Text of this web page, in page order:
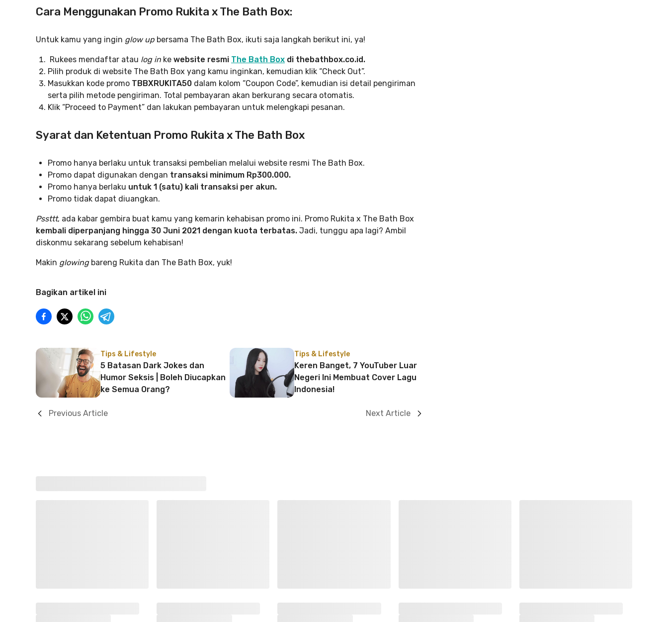
Cara Menggunakan Promo Rukita x The Bath Box:
Untuk kamu yang ingin glow up bersama The Bath Box, ikuti saja langkah berikut ini, ya!
Rukees mendaftar atau log in ke website resmi The Bath Box di thebathbox.co.id.
Pilih produk di website The Bath Box yang kamu inginkan, kemudian klik “Check Out”.
Masukkan kode promo TBBXRUKITA50 dalam kolom “Coupon Code”, kemudian isi detail pengiriman
serta pilih metode pengiriman. Total pembayaran akan berkurang secara otomatis.
Klik “Proceed to Payment” dan lakukan pembayaran untuk melengkapi pesanan.
Syarat dan Ketentuan Promo Rukita x The Bath Box
Promo hanya berlaku untuk transaksi pembelian melalui website resmi The Bath Box.
Promo dapat digunakan dengan transaksi minimum Rp300.000.
Promo hanya berlaku untuk 1 (satu) kali transaksi per akun.
Promo tidak dapat diuangkan.
Pssttt, ada kabar gembira buat kamu yang kemarin kehabisan promo ini. Promo Rukita x The Bath Box
kembali diperpanjang hingga 30 Juni 2021 dengan kuota terbatas. Jadi, tunggu apa lagi? Ambil
diskonmu sekarang sebelum kehabisan!
Makin glowingbareng Rukita dan The Bath Box, yuk!
Bagikan artikel ini
Tips & Lifestyle
5 Batasan Dark Jokes dan
Humor Seksis | Boleh Diucapkan
ke Semua Orang?
Previous Article
Tips & Lifestyle
Keren Banget, 7 YouTuber Luar
Negeri Ini Membuat Cover Lagu
Indonesia!
Next Article